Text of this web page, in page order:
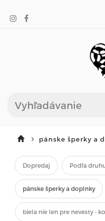
pánske šperky a
Dopredaj Podľa
pánske šperky a doplnky
biela nie len pre nevesty -